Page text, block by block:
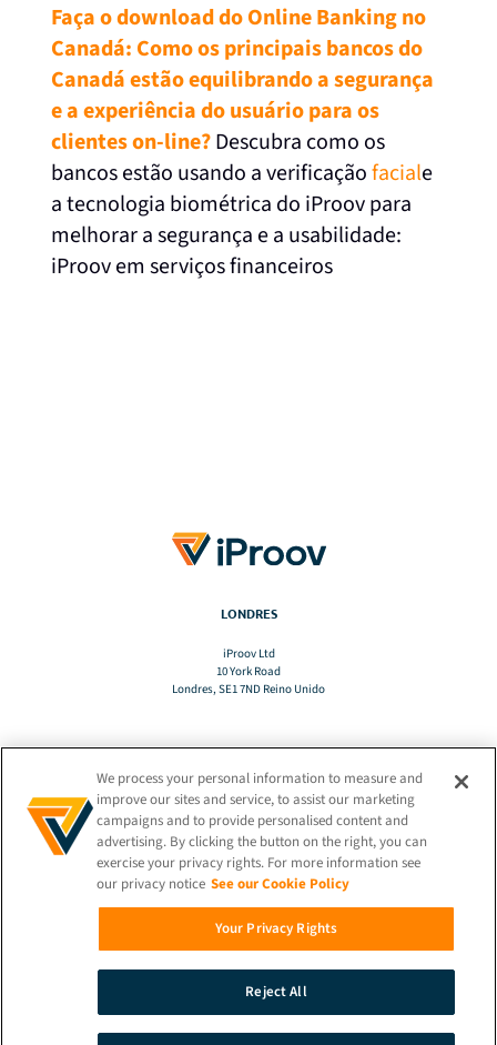
Faça o download do Online Banking no
Canadá: Como os principais bancos do
Canadá estão equilibrando a segurança
e a experiência do usuário para os
clientes on-line?Descubra como os
bancos estão usando a verificaçãofaciale
a tecnologia biométrica do iProov para
melhorar a segurança e a usabilidade:
iProov em serviços financeiros
LONDRES
iProov Ltd
10 York Road
Londres, SE1 7ND Reino Unido
TRADUZIR
PT-BR
FIQUE CONECTADO!
We process your personal information to measure and
improve our sites and service, to assist our marketing
campaigns and to provide personalised content and
advertising. By clicking the button on the right, you can
exercise your privacy rights. For more information see
our privacy notice See our Cookie Policy
Your Privacy Rights
Reject All